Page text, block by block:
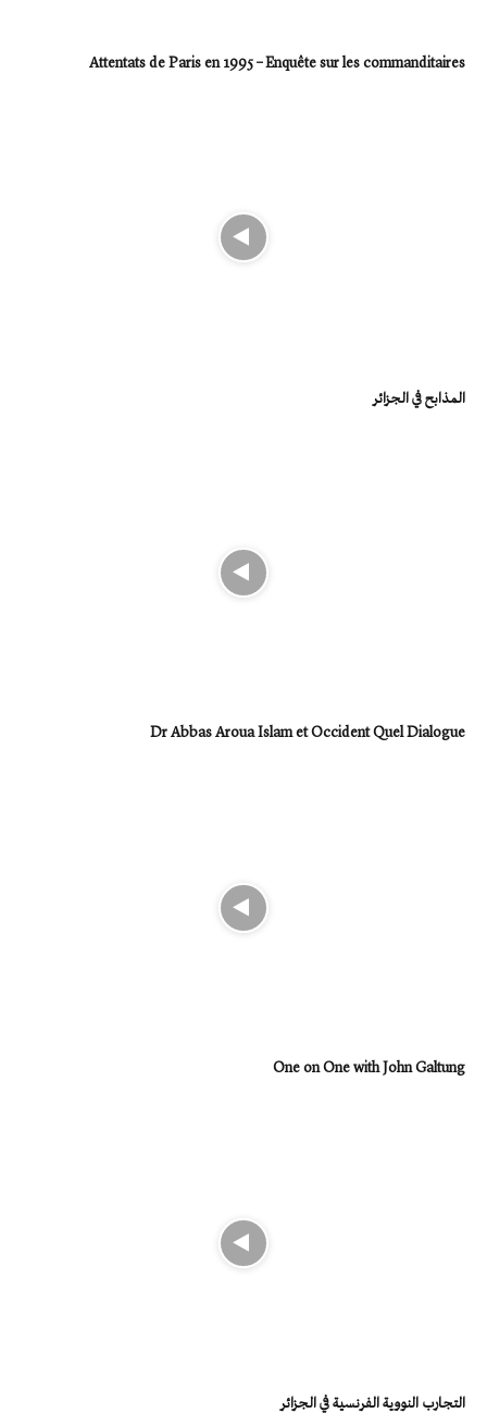
Attentats de Paris en 1995 – Enquête sur les commanditaires
المذابح في الجزائر
Dr Abbas Aroua Islam et Occident Quel Dialogue
One on One with John Galtung
التجارب النووية الفرنسية في الجزائر